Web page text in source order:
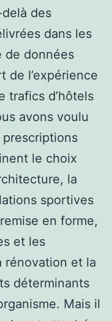
des
dans les
de données
de l’expérience
trafics d’hôtels
avons voulu
le choix
la
sportives
en forme,
et les
rénovation et la
déterminants
Mais il